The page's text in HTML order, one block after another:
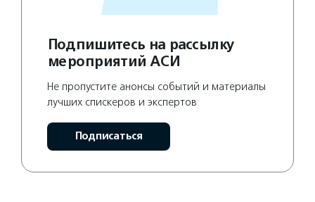
Подпишитесь на рассылку
мероприятий АСИ
Не пропустите анонсы событий и материалы
лучших спискеров и экспертов
Подписаться